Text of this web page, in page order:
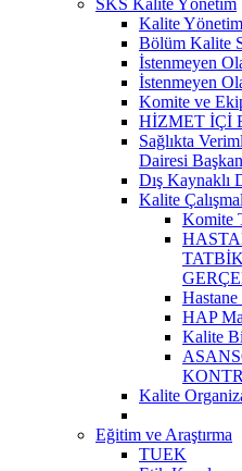
Kalite
Bölüm Kalite
İstenmeyen
İstenmeyen
Komite ve
HİZMET İÇİ
Sağlıkta
Dairesi
Dış Kaynaklı
Kalite
Komite
HAP
Kalite
Kalite
Eğitim ve Araştırma
TUEK